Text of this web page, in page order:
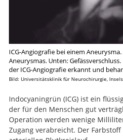
ICG-Angiografie bei einem
Aneurysmas. Unten:
der ICG-Angiografie erkannt und
Bild: Universitätsklinik für Neurochirurgie,
Indocyaningrün (ICG) ist ein
der für den Menschen gut
Operation werden wenige
Zugang verabreicht. Der